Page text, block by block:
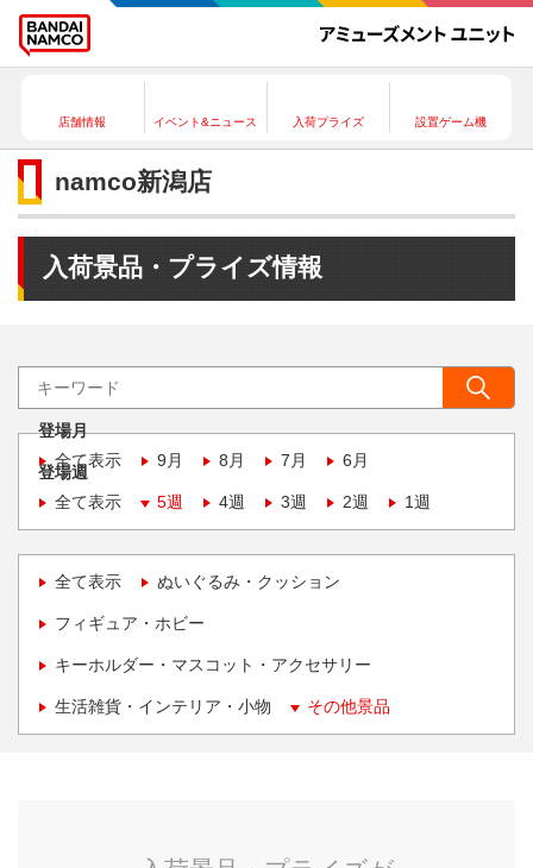
店舗情報 イベント&ニュース 入荷プライズ 設置ゲーム機
namco新潟店
入荷景品・プライズ情報
登場月
全て表示
9月 8月 7月 6月
登場週
全て表示
5週 4週 3週 2週 1週
全て表示 ぬいぐるみ・クッション
フィギュア・ホビー
キーホルダー・マスコット・アクセサリー
生活雑貨・インテリア・小物 その他景品